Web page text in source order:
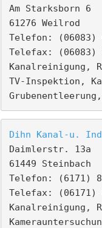
Am Starksborn 6
61276 Weilrod
Telefon: (06083)
Telefax: (06083)
Kanalreinigung,
TV-Inspektion,
Dihn Kanal-u.
Daimlerstr. 13a
61449 Steinbach
Telefon: (6171)
Telefax: (06171)
Kanalreinigung,